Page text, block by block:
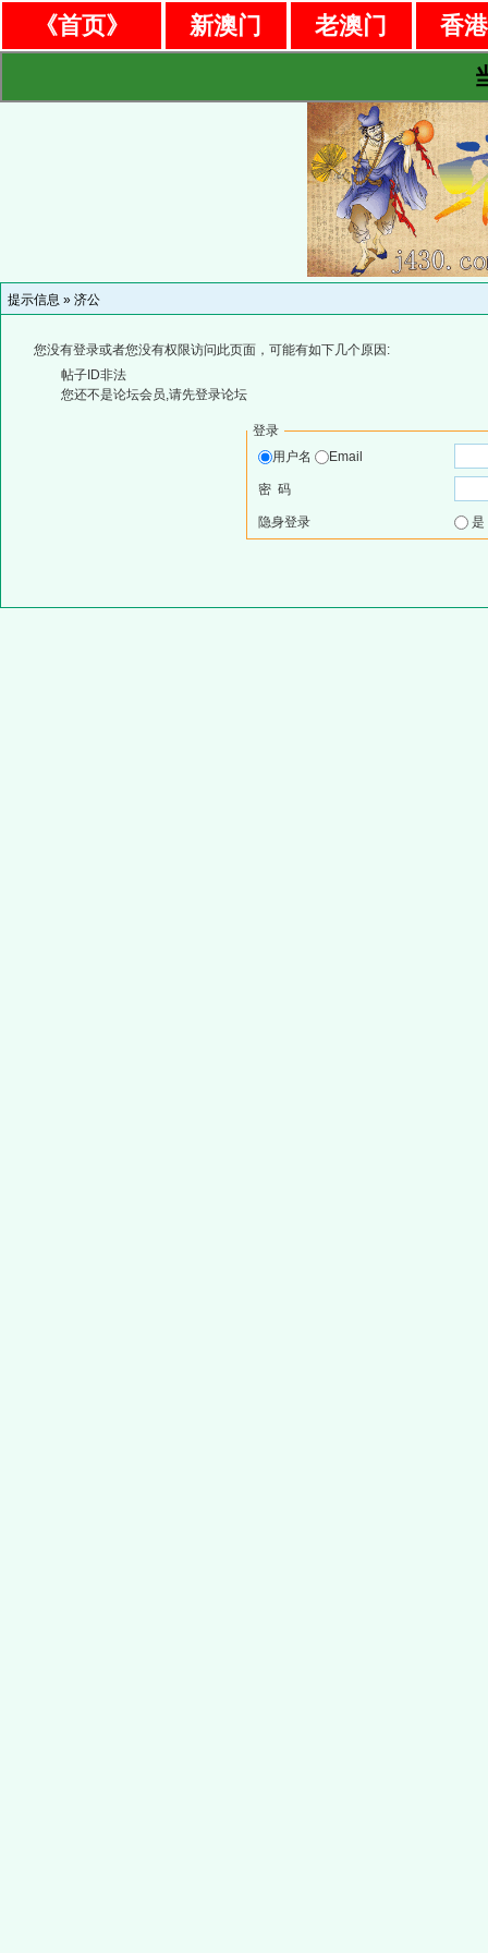
《首页》 新澳门 老澳门
香
提示信息 » 济公
您没有登录或者您没有权限访问此页面，可能有如下几个原因:
帖子ID非法
您还不是论坛会员,请先登录论坛
登录
用户名
Email
密 码
隐身登录